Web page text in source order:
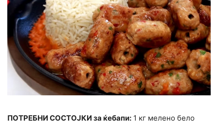
ПОТРЕБНИ СОСТОЈКИ за ќебапи: 1 кг мелено бело